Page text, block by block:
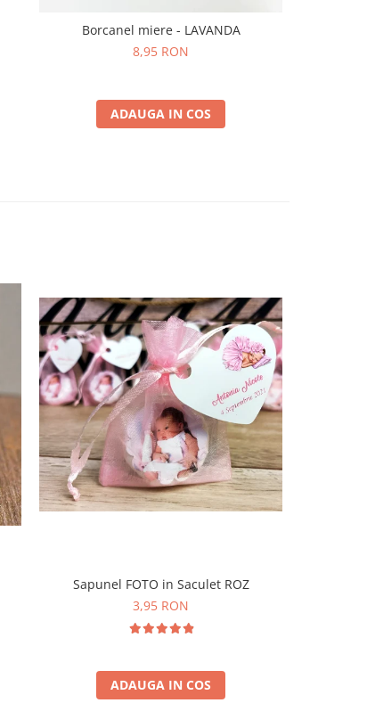
Borcanel miere - LAVANDA
8,95 RON
ADAUGA IN COS
Sapunel FOTO in Saculet ROZ
3,95 RON
ADAUGA IN COS